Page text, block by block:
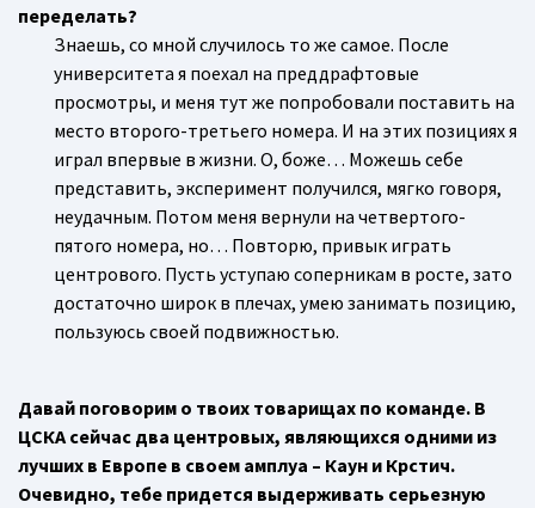
переделать?
Знаешь, со мной случилось то же самое. После
университета я поехал на преддрафтовые
просмотры, и меня тут же попробовали поставить на
место второго-третьего номера. И на этих позициях я
играл впервые в жизни. О, боже… Можешь себе
представить, эксперимент получился, мягко говоря,
неудачным. Потом меня вернули на четвертого-
пятого номера, но… Повторю, привык играть
центрового. Пусть уступаю соперникам в росте, зато
достаточно широк в плечах, умею занимать позицию,
пользуюсь своей подвижностью.
Давай поговорим о твоих товарищах по команде. В
ЦСКА сейчас два центровых, являющихся одними из
лучших в Европе в своем амплуа – Каун и Крстич.
Очевидно, тебе придется выдерживать серьезную